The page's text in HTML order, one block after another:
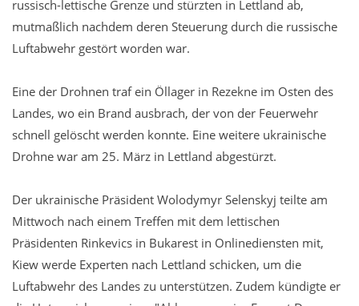
russisch-lettische Grenze und stürzten in Lettland ab,
mutmaßlich nachdem deren Steuerung durch die russische
Luftabwehr gestört worden war.
Eine der Drohnen traf ein Öllager in Rezekne im Osten des
Landes, wo ein Brand ausbrach, der von der Feuerwehr
schnell gelöscht werden konnte. Eine weitere ukrainische
Drohne war am 25. März in Lettland abgestürzt.
Der ukrainische Präsident Wolodymyr Selenskyj teilte am
Mittwoch nach einem Treffen mit dem lettischen
Präsidenten Rinkevics in Bukarest in Onlinediensten mit,
Kiew werde Experten nach Lettland schicken, um die
Luftabwehr des Landes zu unterstützen. Zudem kündigte er